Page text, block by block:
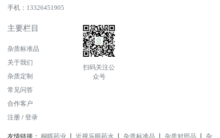
手机：13326451905
主要栏目
杂质标准品
关于我们
杂质定制
常见问答
合作客户
注册 / 登录
扫码关注公
众号